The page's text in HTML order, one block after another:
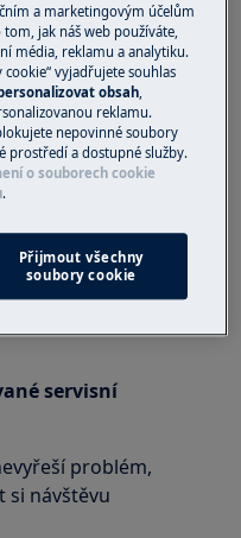
alespoň na
restartovat, je
30 sekund,
nemožnosti
servisní
problém,
si návštěvu
a marketingovým účelům
jak náš web používáte,
média, reklamu a analytiku.
vyjadřujete souhlas
obsah
reklamu.
nepovinné soubory
prostředí a dostupné služby.
o souborech cookie
.
Přijmout všechny
soubory cookie